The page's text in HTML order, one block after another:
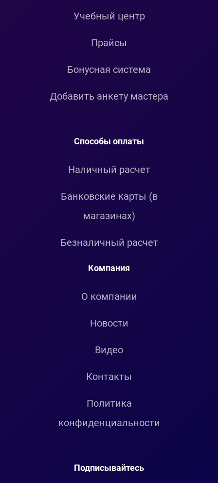
Учебный центр
Прайсы
Бонусная система
Добавить анкету мастера
Способы оплаты
Наличный расчет
Банковские карты (в
магазинах)
Безналичный расчет
Компания
О компании
Новости
Видео
Контакты
Политика
конфиденциальности
Подписывайтесь